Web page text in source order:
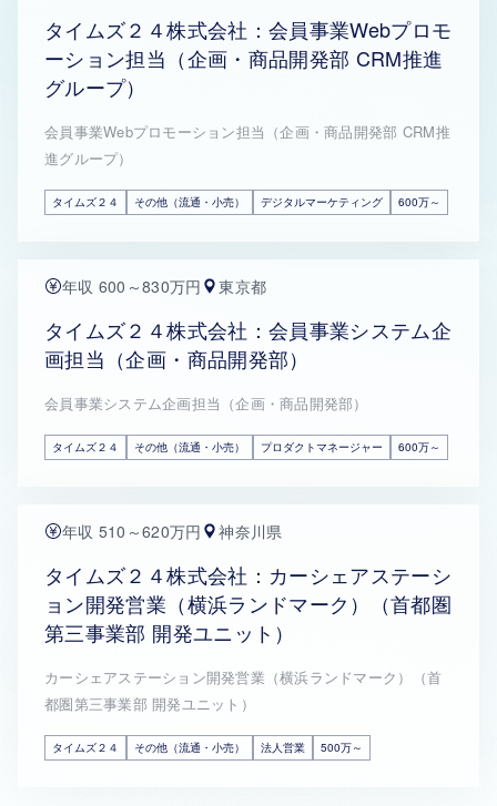
タイムズ２４株式会社：会員事業Webプロモ
ーション担当（企画・商品開発部 CRM推進
グループ）
会員事業Webプロモーション担当（企画・商品開発部 CRM推
進グループ）
タイムズ２４ その他（流通・小売） デジタルマーケティング 600万～
年収 600～830万円 東京都
タイムズ２４株式会社：会員事業システム企
画担当（企画・商品開発部）
会員事業システム企画担当（企画・商品開発部）
タイムズ２４ その他（流通・小売） プロダクトマネージャー 600万～
年収 510～620万円 神奈川県
タイムズ２４株式会社：カーシェアステーシ
ョン開発営業（横浜ランドマーク）（首都圏
第三事業部 開発ユニット）
カーシェアステーション開発営業（横浜ランドマーク）（首
都圏第三事業部 開発ユニット）
タイムズ２４ その他（流通・小売） 法人営業 500万～